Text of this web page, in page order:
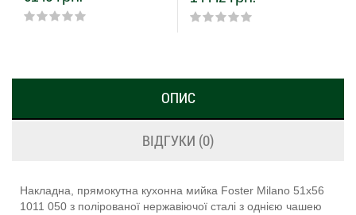
ОПИС
ВІДГУКИ (0)
Накладна, прямокутна кухонна мийка Foster Milano 51х56
1011 050 з полірованої нержавіючої сталі з однією чашею